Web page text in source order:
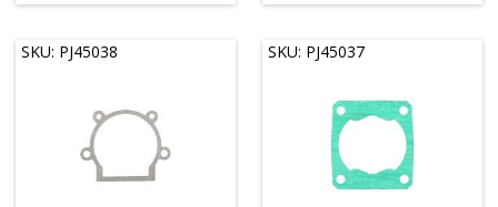
SKU: PJ45038 SKU: PJ45037